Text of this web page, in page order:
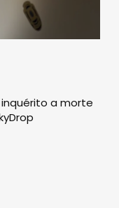
inquérito a morte